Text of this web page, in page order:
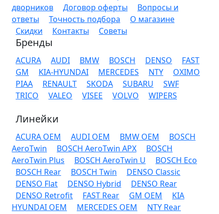
дворников
Договор оферты
Вопросы и
ответы
Точность подбора
О магазине
Скидки
Контакты Советы
Бренды
ACURA AUDI BMW BOSCH DENSO
FAST
GM
KIA-HYUNDAI MERCEDES NTY
OXIMO
PIAA
RENAULT SKODA SUBARU
SWF
TRICO
VALEO VISEE VOLVO WIPERS
Линейки
ACURA OEM AUDI OEM BMW OEM
BOSCH
AeroTwin
BOSCH AeroTwin APX
BOSCH
AeroTwin Plus
BOSCH AeroTwin U
BOSCH Eco
BOSCH Rear
BOSCH Twin
DENSO Classic
DENSO Flat
DENSO Hybrid
DENSO Rear
DENSO Retrofit
FAST Rear GM OEM
KIA
HYUNDAI OEM
MERCEDES OEM
NTY Rear